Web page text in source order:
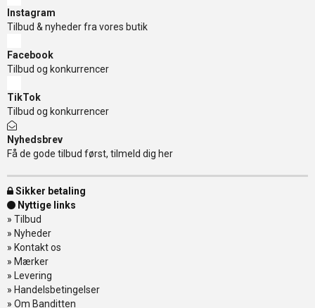
Instagram
Tilbud & nyheder fra vores butik
Facebook
Tilbud og konkurrencer
TikTok
Tilbud og konkurrencer
Nyhedsbrev
Få de gode tilbud først, tilmeld dig her
Sikker betaling
Nyttige links
» Tilbud
» Nyheder
» Kontakt os
» Mærker
» Levering
» Handelsbetingelser
» Om Banditten